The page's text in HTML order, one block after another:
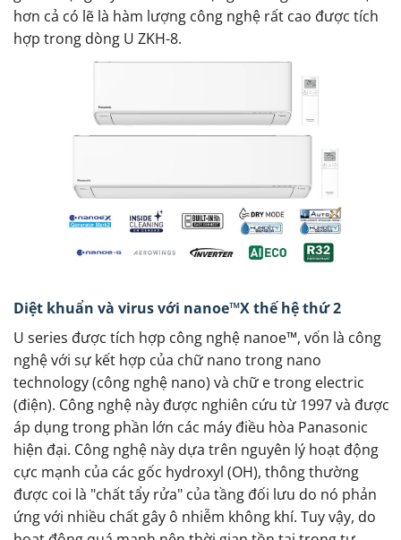
hơn cả có lẽ là hàm lượng công nghệ rất cao được tích
hợp trong dòng U ZKH-8.
Diệt khuẩn và virus với nanoe™X thế hệ thứ 2
U series được tích hợp công nghệ nanoe™, vốn là công
nghệ với sự kết hợp của chữ nano trong nano
technology (công nghệ nano) và chữ e trong electric
(điện). Công nghệ này được nghiên cứu từ 1997 và được
áp dụng trong phần lớn các máy điều hòa Panasonic
hiện đại. Công nghệ này dựa trên nguyên lý hoạt động
cực mạnh của các gốc hydroxyl (OH), thông thường
được coi là "chất tẩy rửa" của tầng đối lưu do nó phản
ứng với nhiều chất gây ô nhiễm không khí. Tuy vậy, do